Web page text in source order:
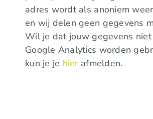
adres wordt als anoniem
en wij delen geen gegevens
Wil je dat jouw gegevens
Google Analytics worden
kun je je hierafmelden.